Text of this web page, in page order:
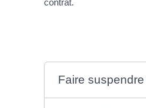
Faire